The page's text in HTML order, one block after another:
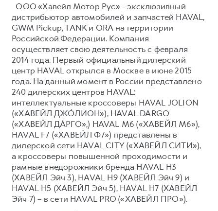
ООО «Хавейл Мотор Рус» - эксклюзивный
дистрибьютор автомобилей и запчастей HAVAL,
GWM Pickup, TANK и ORA на территории
Российской Федерации. Компания
осуществляет свою деятельность с февраля
2014 года. Первый официальный дилерский
центр HAVAL открылся в Москве в июне 2015
года. На данный момент в России представлено
240 дилерских центров HAVAL:
интеллектуальные кроссоверы HAVAL JOLION
(«ХАВЕЙЛ ДЖО́ЛИОН»), HAVAL DARGO
(«ХАВЕЙЛ ДА́РГО»,) HAVAL М6 («ХАВЕЙЛ M6»),
HAVAL F7 («ХАВЕЙЛ Ф7») представлены в
дилерской сети HAVAL CITY («ХАВЕЙЛ СИТИ»),
а кроссоверы повышенной проходимости и
рамные внедорожники бренда HAVAL H3
(ХАВЕЙЛ Эйч 3), HAVAL H9 (ХАВЕЙЛ Эйч 9) и
HAVAL H5 (ХАВЕЙЛ Эйч 5), HAVAL H7 (ХАВЕЙЛ
Эйч 7) – в сети HAVAL PRO («ХАВЕЙЛ ПРО»).